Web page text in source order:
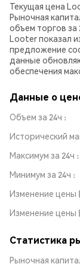
Текущая цена
Рыночная
объем торгов за
Looter показал
предложение
данные
обеспечения
Данные о
Объем за 24ч
Исторический
Максимум за 24ч
Минимум за 24ч
Изменение цены
Изменение цены
Статистика
Рыночная